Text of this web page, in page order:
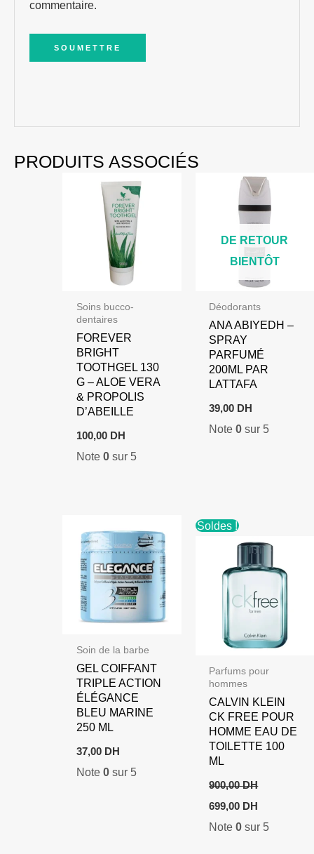
commentaire.
PRODUITS ASSOCIÉS
Soins bucco-
dentaires
FOREVER
BRIGHT
TOOTHGEL 130
G – ALOE VERA
& PROPOLIS
D’ABEILLE
100,00 DH
Note 0sur 5
DE RETOUR
BIENTÔT
Déodorants
ANA ABIYEDH –
SPRAY
PARFUMÉ
200ML PAR
LATTAFA
39,00 DH
Note0 sur 5
Soin de la barbe
GEL COIFFANT
TRIPLE ACTION
ÉLÉGANCE
BLEU MARINE
250 ML
37,00 DH
Note 0sur 5
Soldes !
Parfums pour
hommes
CALVIN KLEIN
CK FREE POUR
HOMME EAU DE
TOILETTE 100
ML
900,00DH
Le
prix
initial
699,00 DH
actuel
Note0 sur 5